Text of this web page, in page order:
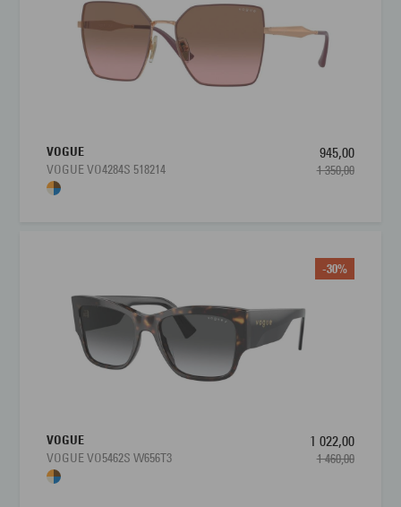
VOGUE
VOGUE VO4284S 518214
945,00
1 350,00
-30%
VOGUE
VOGUE VO5462S W656T3
1 022,00
1 460,00